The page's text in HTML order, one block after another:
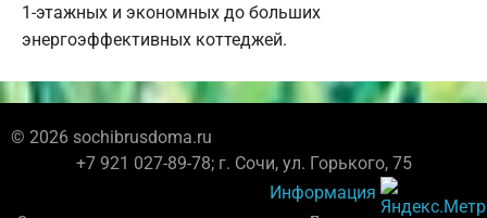
1-этажных и экономных до больших
энергоэффективных коттеджей.
© 2026 sochibrusdoma.ru
+7 921 027-89-78; г. Сочи, ул. Горького, 75
Информация